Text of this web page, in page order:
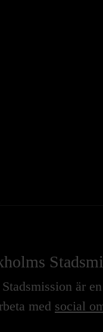
är
med social